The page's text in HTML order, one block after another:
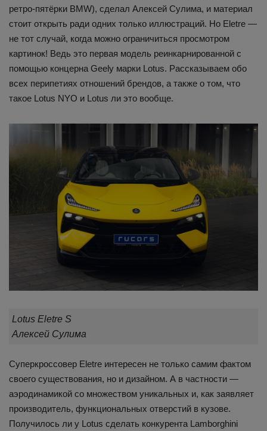
ретро-пятёрки BMW), сделал Алексей Сулима, и материал
стоит открыть ради одних только иллюстраций. Но Eletre —
не тот случай, когда можно ограничиться просмотром
картинок! Ведь это первая модель реинкарнированной с
помощью концерна Geely марки Lotus. Рассказываем обо
всех перипетиях отношений брендов, а также о том, что
такое Lotus NYO и Lotus ли это вообще.
Lotus Eletre S
Алексей Сулима
Суперкроссовер Eletre интересен не только самим фактом
своего существования, но и дизайном. А в частности —
аэродинамикой со множеством уникальных и, как заявляет
производитель, функциональных отверстий в кузове.
Получилось ли у Lotus сделать конкурента Lamborghini